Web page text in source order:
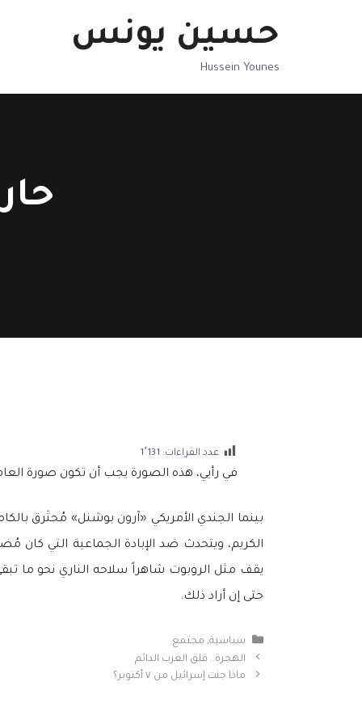
حسين يونس
Hussein Younes
عدد القراءات: 1٬131
في رأيي، هذه الصورة يجب أن تكون صورة
بينما الجندي الأمريكي «آرون بوشنل» مُحتَرق
الكريم، ويتحدث ضد الإبادة الجماعية التي كان
يقف مثل الروبوت شاهراً سلاحه الناري نحو ما
حتى إن أراد ذلك.
التصنيفات
سياسية, مجتمع
الهجرة.. قلق العرب الدائم
ماذا جنت إسرائيل من ٧ أكتوبر؟